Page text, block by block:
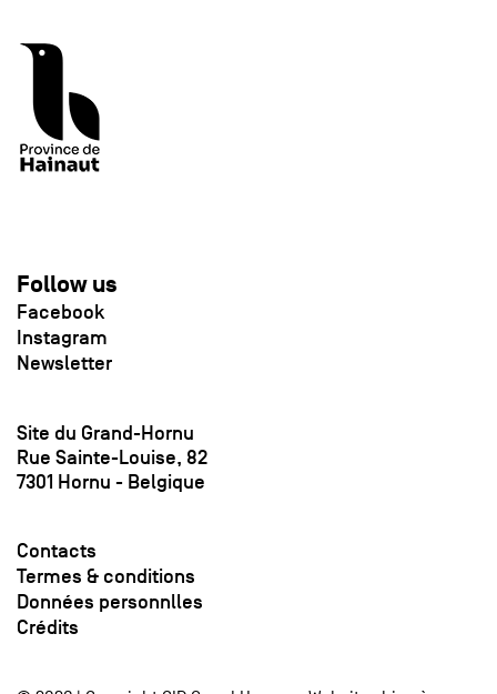
Follow us
Facebook
Instagram
Newsletter
Site du Grand-Hornu
Rue Sainte-Louise, 82
7301 Hornu - Belgique
Contacts
Termes & conditions
Données personnlles
Crédits